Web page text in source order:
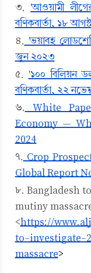
৩. 'আওয়ামী
বণিকবার্তা, ১৮
৪. 'ভয়াবহ
জুন ২০২৩
৫. '১০০ বিলিয়ন
বণিকবার্তা, ২২
৬. White
Economy —
2024
৭. Crop
Global Report
৮. Bangladesh
mutiny
<https://
to-investigate-
massacre>